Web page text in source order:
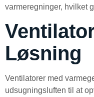
varmeregninger, hvilket
Løsning
Ventilatorer med
udsugningsluften til at